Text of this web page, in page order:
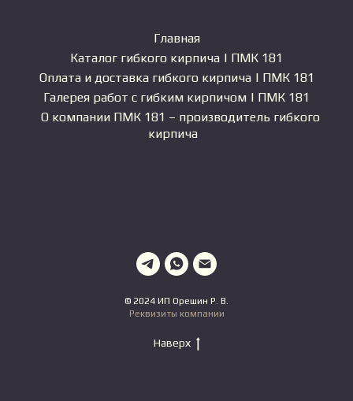
Главная
Каталог гибкого кирпича | ПМК 181
Оплата и доставка гибкого кирпича | ПМК 181
Галерея работ с гибким кирпичом | ПМК 181
О компании ПМК 181 – производитель гибкого
кирпича
© 2024 ИП Орешин Р. В.
Реквизиты компании
Наверх